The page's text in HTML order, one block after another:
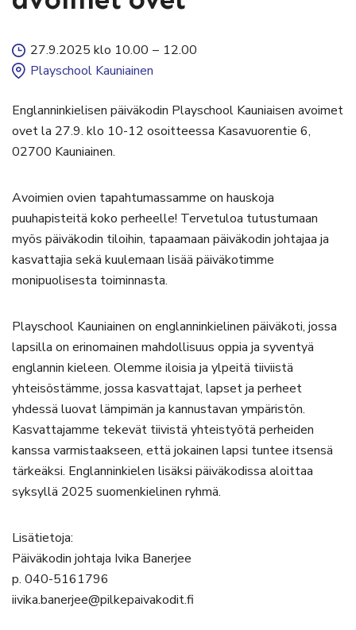
27.9.2025 klo 10.00 – 12.00
Playschool Kauniainen
Englanninkielisen päiväkodin Playschool Kauniaisen avoimet
ovet la 27.9. klo 10-12 osoitteessa Kasavuorentie 6,
02700 Kauniainen.
Avoimien ovien tapahtumassamme on hauskoja
puuhapisteitä koko perheelle! Tervetuloa tutustumaan
myös päiväkodin tiloihin, tapaamaan päiväkodin johtajaa ja
kasvattajia sekä kuulemaan lisää päiväkotimme
monipuolisesta toiminnasta.
Playschool Kauniainen on englanninkielinen päiväkoti, jossa
lapsilla on erinomainen mahdollisuus oppia ja syventyä
englannin kieleen. Olemme iloisia ja ylpeitä tiiviistä
yhteisöstämme, jossa kasvattajat, lapset ja perheet
yhdessä luovat lämpimän ja kannustavan ympäristön.
Kasvattajamme tekevät tiivistä yhteistyötä perheiden
kanssa varmistaakseen, että jokainen lapsi tuntee itsensä
tärkeäksi. Englanninkielen lisäksi päiväkodissa aloittaa
syksyllä 2025 suomenkielinen ryhmä.
Lisätietoja:
Päiväkodin johtaja Ivika Banerjee
p. 040-5161796
iivika.banerjee@pilkepaivakodit.fi